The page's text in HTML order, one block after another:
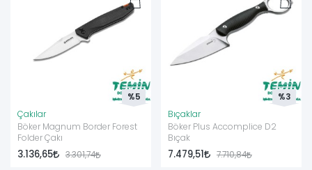
Çakılar
Böker Magnum Border Forest
Folder Çakı
3.136,65 3.301,74
%5
Bıçaklar
Böker Plus Accomplice D2
Bıçak
7.479,51 7.710,84
%3